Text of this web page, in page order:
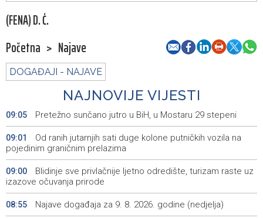
(FENA) D. Ć.
Početna > Najave
DOGAĐAJI - NAJAVE
NAJNOVIJE VIJESTI
09:05 Pretežno sunčano jutro u BiH, u Mostaru 29 stepeni
09:01
Od ranih jutarnjih sati duge kolone putničkih vozila na
pojedinim graničnim prelazima
09:00
Blidinje sve privlačnije ljetno odredište, turizam raste uz
izazove očuvanja prirode
08:55 Najave događaja za 9. 8. 2026. godine (nedjelja)